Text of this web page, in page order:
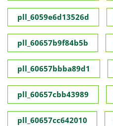
pll_6059e6d13526d
pll_60657b9f84b5b
pll_60657bbba89d1
pll_60657cbb43989
pll_60657cc642010